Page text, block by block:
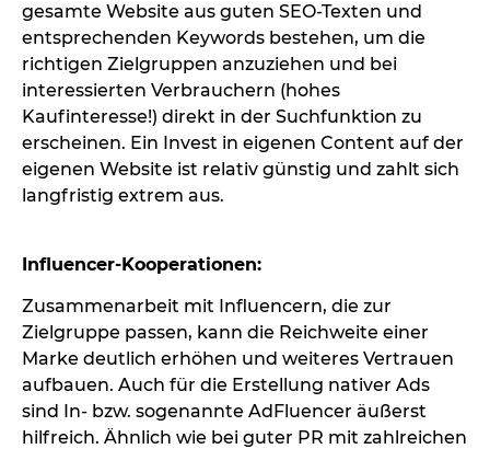
gesamte Website aus guten SEO-Texten und
entsprechenden Keywords bestehen, um die
richtigen Zielgruppen anzuziehen und bei
interessierten Verbrauchern (hohes
Kaufinteresse!) direkt in der Suchfunktion zu
erscheinen. Ein Invest in eigenen Content auf der
eigenen Website ist relativ günstig und zahlt sich
langfristig extrem aus.
Influencer-Kooperationen:
Zusammenarbeit mit Influencern, die zur
Zielgruppe passen, kann die Reichweite einer
Marke deutlich erhöhen und weiteres Vertrauen
aufbauen. Auch für die Erstellung nativer Ads
sind In- bzw. sogenannte AdFluencer äußerst
hilfreich. Ähnlich wie bei guter PR mit zahlreichen